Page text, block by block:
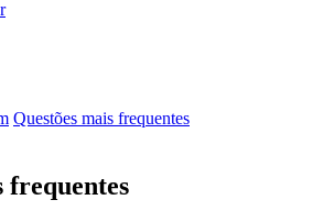
Questões mais frequentes
frequentes